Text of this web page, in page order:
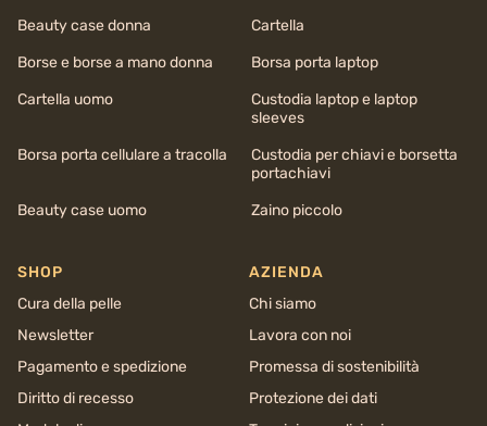
Beauty case donna
Cartella
Borse e borse a mano donna
Borsa porta laptop
Cartella uomo
Custodia laptop e laptop
sleeves
Borsa porta cellulare a tracolla
Custodia per chiavi e borsetta
portachiavi
Beauty case uomo
Zaino piccolo
SHOP
Cura della pelle
Newsletter
Pagamento e spedizione
Diritto di recesso
AZIENDA
Chi siamo
Lavora con noi
Promessa di sostenibilità
Protezione dei dati